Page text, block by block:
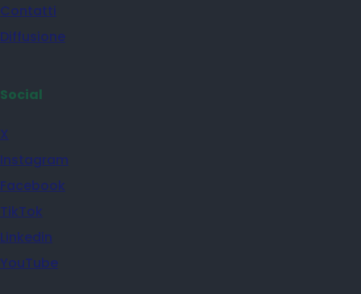
Contatti
Diffusione
Social
X
Instagram
Facebook
TikTok
Linkedin
YouTube